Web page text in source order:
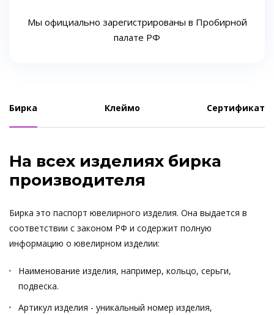
Мы официально зарегистрированы в Пробирной
палате РФ
Бирка Клеймо Сертификат
На всех изделиях бирка
производителя
Бирка это паспорт ювелирного изделия. Она выдается в
соответствии с законом РФ и содержит полную
информацию о ювелирном изделии:
Наименование изделия, например, кольцо, серьги,
подвеска.
Артикул изделия - уникальный номер изделия,